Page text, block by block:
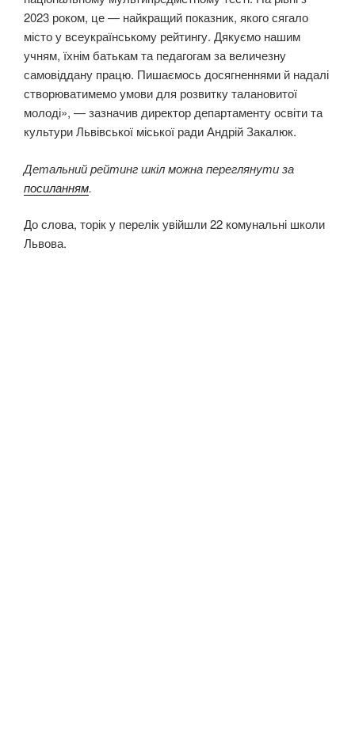
2023 роком, це — найкращий показник, якого сягало
місто у всеукраїнському рейтингу. Дякуємо нашим
учням, їхнім батькам та педагогам за величезну
самовіддану працю. Пишаємось досягненнями й надалі
створюватимемо умови для розвитку талановитої
молоді», — зазначив директор департаменту освіти та
культури Львівської міської ради Андрій Закалюк.
Детальний рейтинг шкіл можна переглянути за
посиланням.
До слова, торік у перелік увійшли 22 комунальні школи
Львова.